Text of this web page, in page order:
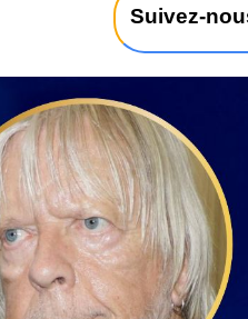
2
/
1
Suivez-